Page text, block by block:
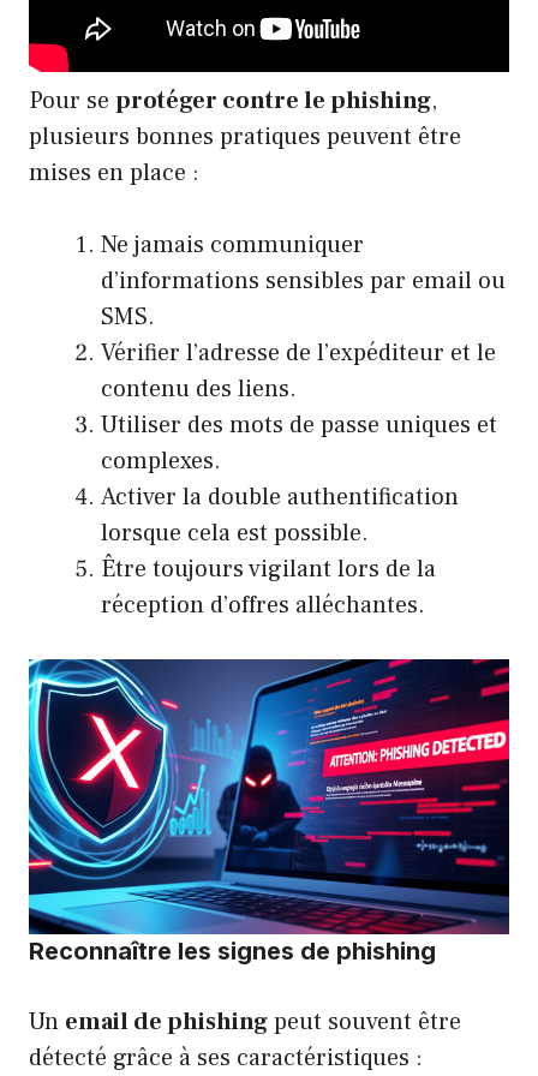
Pour se protéger contre le phishing,
plusieurs bonnes pratiques peuvent être
mises en place :
Ne jamais communiquer
d’informations sensibles par email ou
SMS.
Vérifier l’adresse de l’expéditeur et le
contenu des liens.
Utiliser des mots de passe uniques et
complexes.
Activer la double authentification
lorsque cela est possible.
Être toujours vigilant lors de la
réception d’offres alléchantes.
Reconnaître les signes de phishing
Un email de phishingpeut souvent être
détecté grâce à ses caractéristiques :